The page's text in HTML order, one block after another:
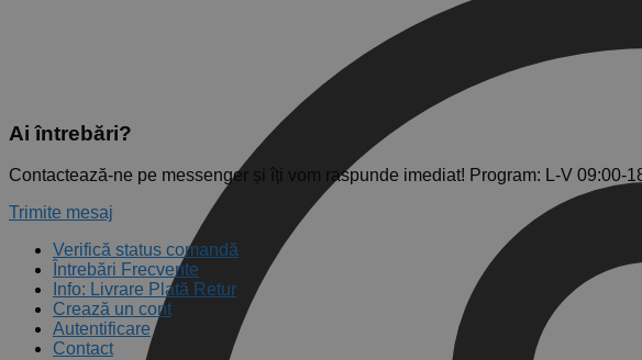
Ai întrebări?
Contactează-ne pe messenger și îți vom raspunde imediat! Program: L-V 09:00-
Trimite mesaj
Verifică status comandă
Întrebări Frecvente
Info: Livrare Plată Retur
Crează un cont
Autentificare
Contact